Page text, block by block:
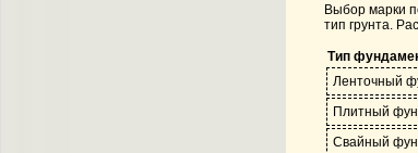
Выбор марки
тип грунта.
Тип
Ленточный
Плитный
Свайный